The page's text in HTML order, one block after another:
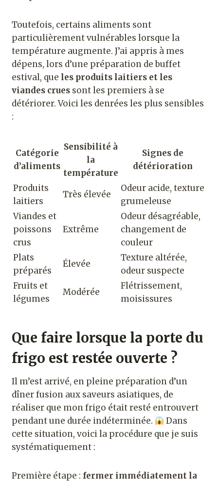
Toutefois, certains aliments sont
particulièrement vulnérables lorsque la
température augmente. J’ai appris à mes
dépens, lors d’une préparation de buffet
estival, que les produits laitiers et les
viandes crues sont les premiers à se
détériorer. Voici les denrées les plus sensibles
:
Catégorie
d’aliments
Sensibilité à
la
température
Signes de
détérioration
Produits
laitiers
Très élevée
Odeur acide, texture
grumeleuse
Viandes et
poissons
crus
Extrême
Odeur désagréable,
changement de
couleur
Plats
préparés
Élevée
Texture altérée,
odeur suspecte
Fruits et
légumes
Modérée
Flétrissement,
moisissures
Que faire lorsque la porte du
frigo est restée ouverte ?
Il m’est arrivé, en pleine préparation d’un
dîner fusion aux saveurs asiatiques, de
réaliser que mon frigo était resté entrouvert
pendant une durée indéterminée.
Dans
cette situation, voici la procédure que je suis
systématiquement :
Première étape : fermer immédiatement la